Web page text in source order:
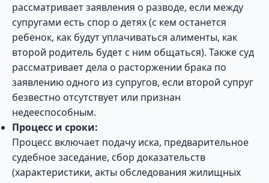
рассматривает заявления о разводе, если между
супругами есть спор о детях (с кем останется
ребенок, как будут уплачиваться алименты, как
второй родитель будет с ним общаться). Также суд
рассматривает дела о расторжении брака по
заявлению одного из супругов, если второй супруг
безвестно отсутствует или признан
недееспособным.
Процесс и сроки:
Процесс включает подачу иска, предварительное
судебное заседание, сбор доказательств
(характеристики, акты обследования жилищных